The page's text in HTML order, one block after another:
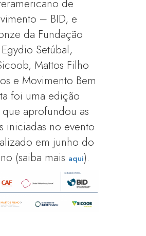
de
– BID, e
da Fundação
Setúbal,
Mattos Filho
e Movimento Bem
foi uma edição
aprofundou as
iniciadas no evento
em junho do
(saiba mais aqui).